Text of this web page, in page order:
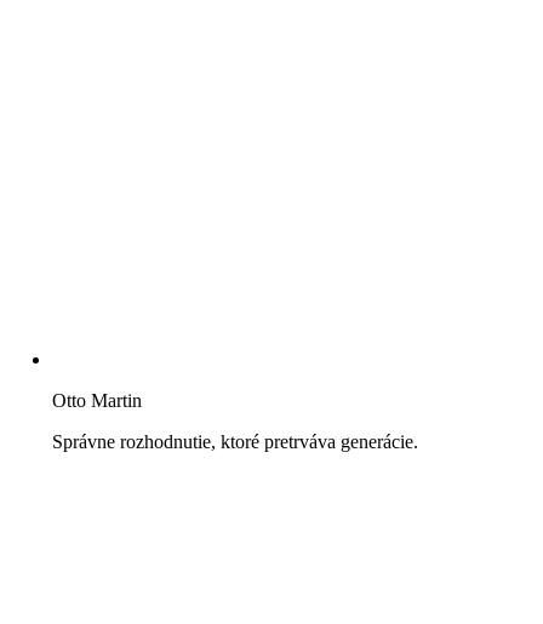
Otto Martin
Správne rozhodnutie, ktoré pretrváva generácie.